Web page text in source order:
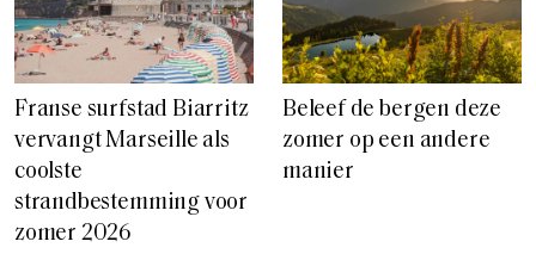
Franse surfstad Biarritz
vervangt Marseille als
coolste
strandbestemming voor
zomer 2026
Beleef de bergen deze
zomer op een andere
manier